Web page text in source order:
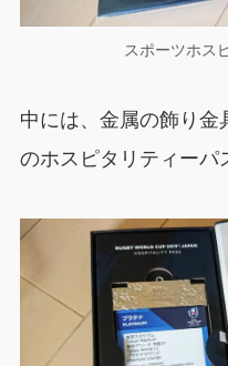
スポーツホス
中には、金属の飾り金
のホスピタリティーパ